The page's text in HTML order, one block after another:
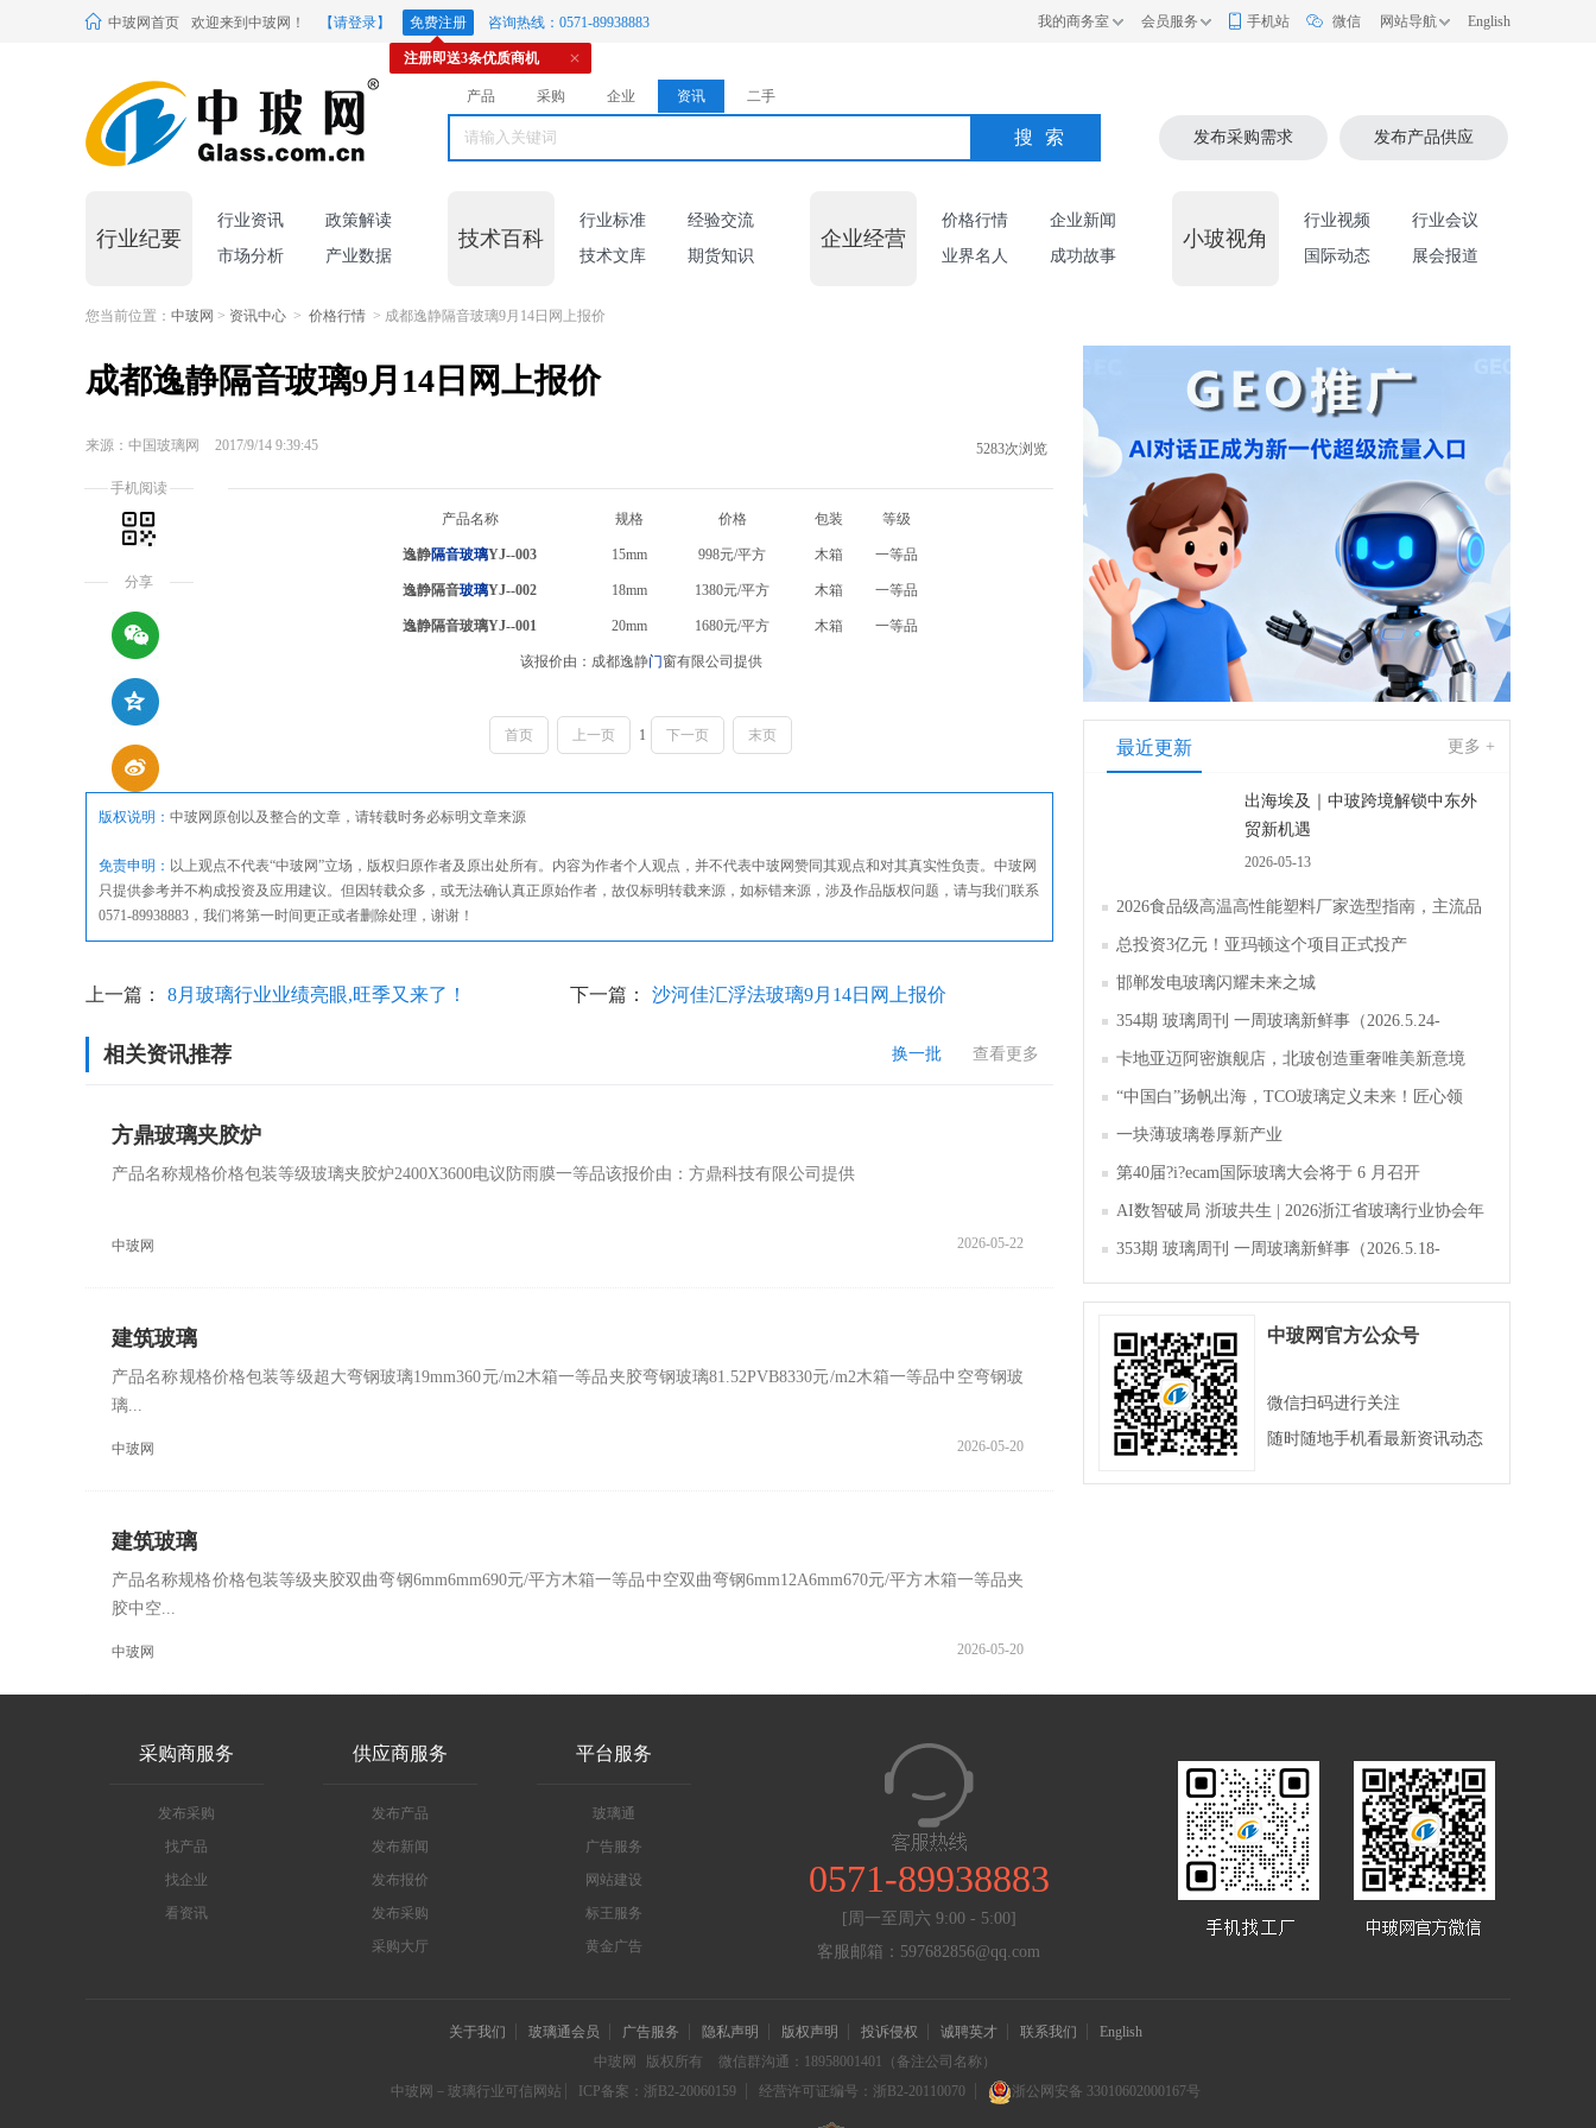
中玻网首页 欢迎来到中玻网！ 【请登录】 免费注册 咨询热线：0571-89938883
注册即送3条优质商机
我的商务室 会员服务 手机站 微信 网站导航 English
产品 采购 企业 资讯 二手
搜索 发布采购需求 发布产品供应
行业纪要
行业资讯
政策解读
市场分析
产业数据
技术百科
行业标准
经验交流
技术文库
期货知识
企业经营
价格行情
企业新闻
业界名人
成功故事
小玻视角
行业视频
行业会议
国际动态
展会报道
您当前位置： 中玻网 > 资讯中心 > 价格行情 > 成都逸静隔音玻璃9月14日网上报价
最近更新 更多 +
出海埃及｜中玻跨境解锁中东外
贸新机遇
2026-05-13
2026食品级高温高性能塑料厂家选型指南，主流品
牌全面解析评测
总投资3亿元！亚玛顿这个项目正式投产
邯郸发电玻璃闪耀未来之城
354期 玻璃周刊 一周玻璃新鲜事（2026.5.24-
2026.5.30）
卡地亚迈阿密旗舰店，北玻创造重奢唯美新意境
“中国白”扬帆出海，TCO玻璃定义未来！匠心领
航，淄博新材料产业聚势成峰
一块薄玻璃卷厚新产业
第40届?i?ecam国际玻璃大会将于 6 月召开
AI数智破局 浙玻共生 | 2026浙江省玻璃行业协会年
会暨第四届四次会员大会成功举办
353期 玻璃周刊 一周玻璃新鲜事（2026.5.18-
2026.5.23）
中玻网官方公众号
微信扫码进行关注
随时随地手机看最新资讯动态
手机阅读
分享
成都逸静隔音玻璃9月14日网上报价
来源：中国玻璃网 2017/9/14 9:39:45 5283次浏览
产品名称 规格 价格 包装 等级
逸静隔音玻璃YJ--003 15mm 998元/平方 木箱 一等品
逸静隔音玻璃YJ--002 18mm 1380元/平方 木箱 一等品
逸静隔音玻璃YJ--001 20mm 1680元/平方 木箱 一等品
该报价由：成都逸静门窗有限公司提供
首页 上一页 1 下一页 末页
版权说明： 中玻网原创以及整合的文章，请转载时务必标明文章来源
免责申明： 以上观点不代表“中玻网”立场，版权归原作者及原出处所有。内容为作者个人观点，并不代表中玻网赞同其观点和对其真实性负责。中玻网
只提供参考并不构成投资及应用建议。但因转载众多，或无法确认真正原始作者，故仅标明转载来源，如标错来源，涉及作品版权问题，请与我们联系
0571-89938883，我们将第一时间更正或者删除处理，谢谢！
上一篇： 8月玻璃行业业绩亮眼,旺季又来了！ 下一篇： 沙河佳汇浮法玻璃9月14日网上报价
相关资讯推荐 查看更多
换一批
方鼎玻璃夹胶炉
产品名称规格价格包装等级玻璃夹胶炉2400X3600电议防雨膜一等品该报价由：方鼎科技有限公司提供
中玻网 2026-05-22
建筑玻璃
产品名称规格价格包装等级超大弯钢玻璃19mm360元/m2木箱一等品夹胶弯钢玻璃81.52PVB8330元/m2木箱一等品中空弯钢玻
璃...
中玻网 2026-05-20
建筑玻璃
产品名称规格价格包装等级夹胶双曲弯钢6mm6mm690元/平方木箱一等品中空双曲弯钢6mm12A6mm670元/平方木箱一等品夹
胶中空...
中玻网 2026-05-20
采购商服务
发布采购
找产品
找企业
看资讯
供应商服务
发布产品
发布新闻
发布报价
发布采购
采购大厅
平台服务
玻璃通
广告服务
网站建设
标王服务
黄金广告
0571-89938883
[周一至周六 9:00 - 5:00]
客服邮箱：597682856@qq.com
关于我们 玻璃通会员 广告服务 隐私声明 版权声明 投诉侵权 诚聘英才 联系我们
English
中玻网
版权所有
微信群沟通：18958001401（备注公司名称）
中玻网－玻璃行业可信网站
ICP备案：浙B2-20060159 经营许可证编号：浙B2-20110070 浙公网安备 33010602000167号